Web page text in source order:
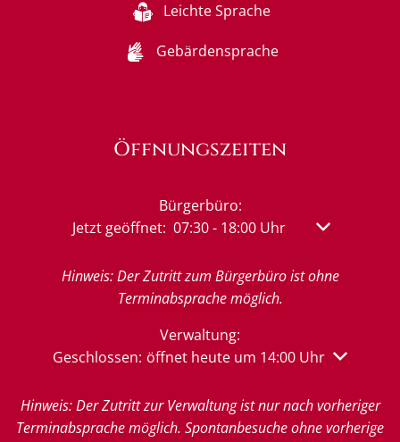
Leichte Sprache
Gebärdensprache
Öffnungszeiten
Bürgerbüro:
Klicken, um weitere Öffnungs- oder
Jetzt geöffnet: 07:30- 18:00Uhr Von 07:30
Hinweis: Der Zutritt zum Bürgerbüro ist ohne
Terminabsprache möglich.
Verwaltung:
Klicken, um weitere Öffnungs- oder Schließzeiten
Geschlossen: öffnet heute um 14:00 Uhr
Hinweis: Der Zutritt zur Verwaltung ist nur nach vorheriger
Terminabsprache möglich. Spontanbesuche ohne vorherige